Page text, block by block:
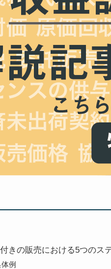
きの販売における5つのス
例